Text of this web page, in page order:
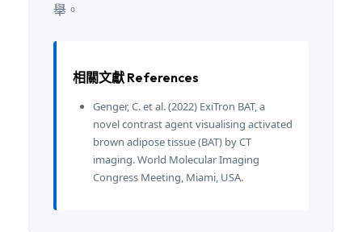
舉。
相關文獻 References
Genger, C. et al. (2022) ExiTron BAT, a
novel contrast agent visualising activated
brown adipose tissue (BAT) by CT
imaging. World Molecular Imaging
Congress Meeting, Miami, USA.